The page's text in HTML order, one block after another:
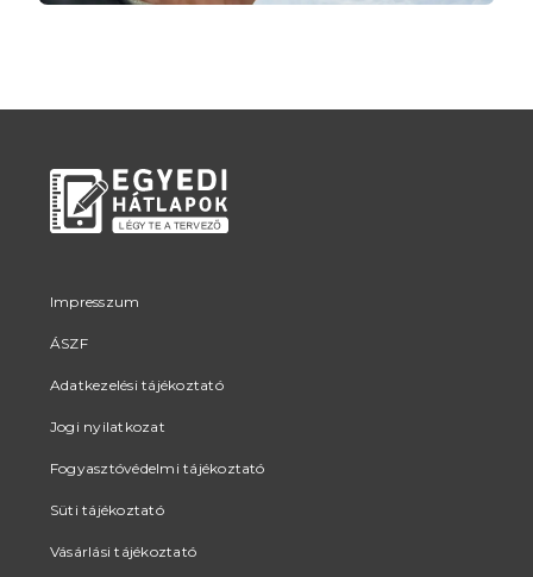
Impresszum
ÁSZF
Adatkezelési tájékoztató
Jogi nyilatkozat
Fogyasztóvédelmi tájékoztató
Süti tájékoztató
Vásárlási tájékoztató